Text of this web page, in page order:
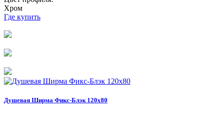
Хром
Где купить
Душевая Ширма Фикс-Блэк 120х80